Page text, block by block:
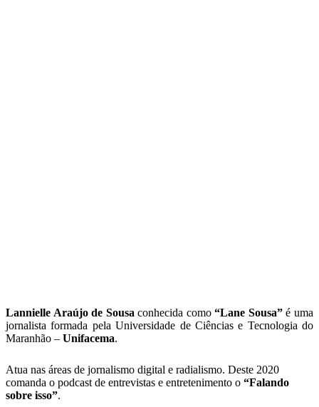
Lannielle Araújo de Sousa conhecida como“Lane Sousa”é uma
jornalista formada pela Universidade de Ciências e Tecnologia do
Maranhão – Unifacema.
Atua nas áreas de jornalismo digital e radialismo. Deste 2020
comanda o podcast de entrevistas e entretenimento o “Falando
sobre isso”.